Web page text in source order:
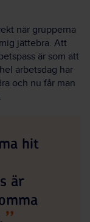
när grupperna
jättebra. Att
är som att
arbetsdag har
och nu får man
hit
är